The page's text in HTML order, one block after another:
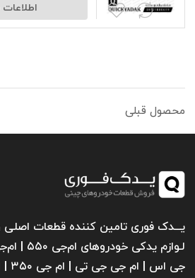
محصول قبلی
یـــدک فوری تامین کننده قطعات